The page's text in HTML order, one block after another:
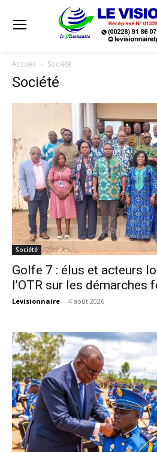
Accueil Société
Société
Société
Golfe 7 : élus et acteurs
l’OTR sur les démarches
Levisionnaire - 4 août 2026